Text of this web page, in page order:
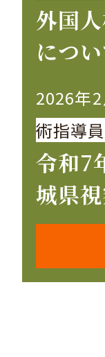
外国
につ
2026年
術指導
令和7
城県